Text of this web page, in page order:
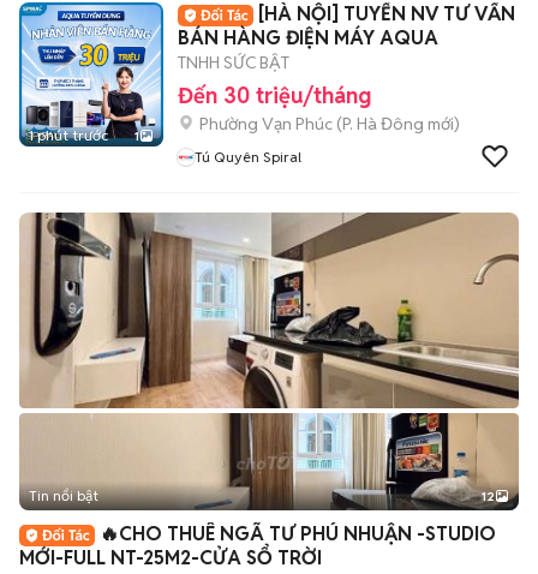
1 phút trước 1
[HÀ NỘI] TUYỂN NV TƯ VẤN
BÁN HÀNG ĐIỆN MÁY AQUA
TNHH SỨC BẬT
Đến 30 triệu/tháng
Phường Vạn Phúc (P. Hà Đông mới)
Tú Quyên Spiral
+2
Tin nổi bật 12
🔥CHO THUÊ NGÃ TƯ PHÚ NHUẬN -STUDIO
MỚI-FULL NT-25M2-CỬA SỔ TRỜI